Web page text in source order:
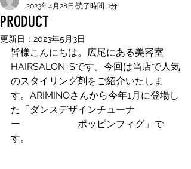
PRODUCT
2023年4月28日 読了時間: 1分
更新日： 2023年5月3日
皆様こんにちは。広尾にある美容室
HAIRSALON-Sです。今回は当店で人気
のスタイリング剤をご紹介いたしま
す。ARIMINOさんから今年1月に登場し
た「ダンスデザインチューナ
ー　　　　　　ポッピンフィグ」で
す。